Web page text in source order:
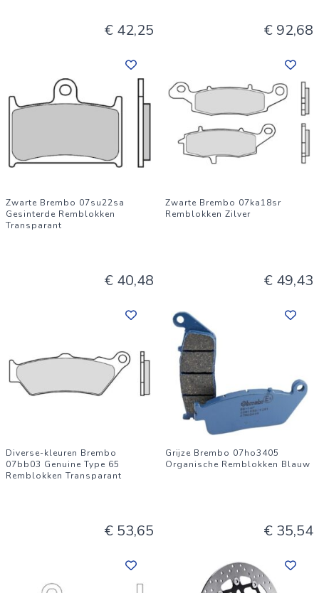
€ 42,25 € 92,68
Zwarte Brembo 07su22sa
Gesinterde Remblokken
Transparant
€ 40,48
Zwarte Brembo 07ka18sr
Remblokken Zilver
€ 49,43
Diverse-kleuren Brembo
07bb03 Genuine Type 65
Remblokken Transparant
€ 53,65
Grijze Brembo 07ho3405
Organische Remblokken Blauw
€ 35,54